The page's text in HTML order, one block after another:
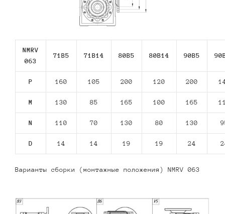
NMRV
063
71В5 71В14 80В5 80В14 90В5
P 160 105 200 120 200
M 130 85 165 100 165
N 110 70 130 80 130
D 14 14 19 19 24
Варианты сборки (монтажные положения) NMRV 063